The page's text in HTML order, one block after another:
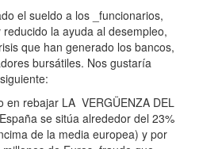
el sueldo a los _funcionarios,
la ayuda al desempleo,
que han generado los bancos,
bursátiles. Nos gustaría
rebajar LA VERGÜENZA DEL
se sitúa alrededor del 23%
de la media europea) y por